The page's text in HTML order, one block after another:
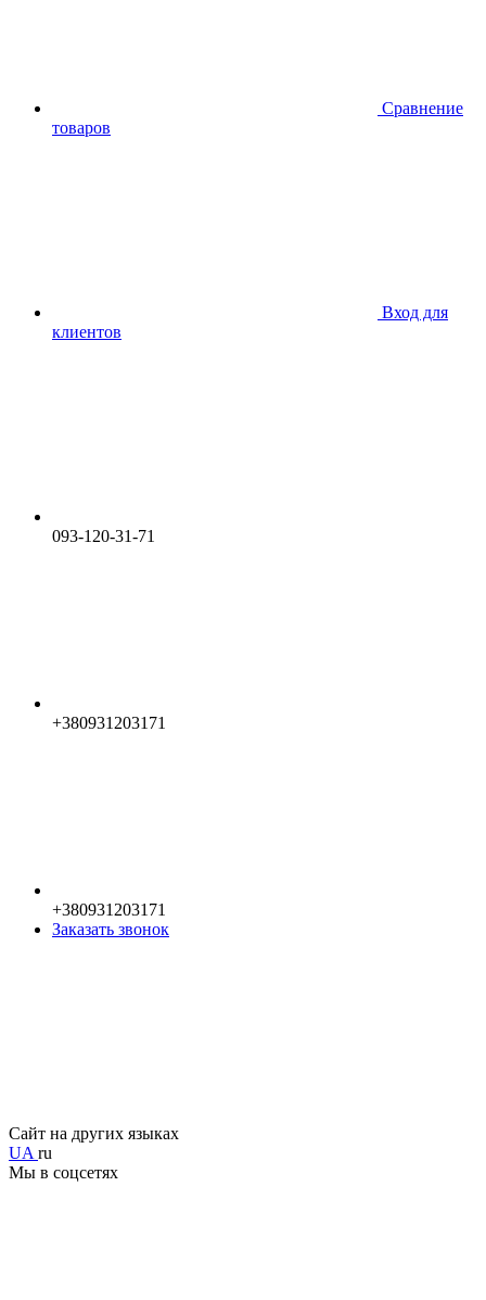
Сравнение
товаров
Вход для
клиентов
093-120-31-71
+380931203171
+380931203171
Заказать звонок
Сайт на других языках
UA ru
Мы в соцсетях